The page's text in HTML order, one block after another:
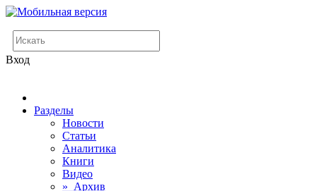
Вход
Разделы
Новости
Статьи
Аналитика
Книги
Видео
» Архив